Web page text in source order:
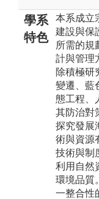
學系
特色
本系成立
建設與保
所需的規
計與管理
除積極研
變遷、藍
態工程、
其防治對
探究發展
術與資源
技術與制
利用自然
環境品質
一整合性